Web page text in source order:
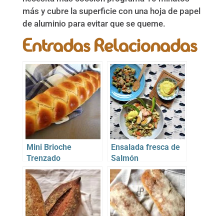
más y cubre la superficie con una hoja de papel
de aluminio para evitar que se queme.
Entradas Relacionadas
Mini Brioche
Trenzado
Ensalada fresca de
Salmón